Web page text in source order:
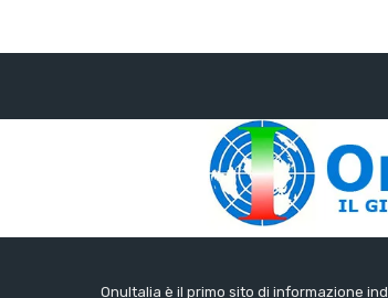
OnuItalia è il primo sito di informazione